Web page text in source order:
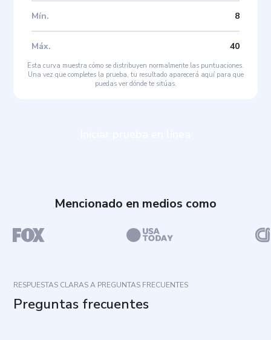
Mín. 8
Máx. 40
Esta curva muestra cómo se distribuyen normalmente las puntuaciones.
Una vez que completes la prueba, tu resultado aparecerá aquí para que
puedas ver dónde te sitúas.
Mencionado en medios como
RESPUESTAS CLARAS A PREGUNTAS FRECUENTES
Preguntas frecuentes